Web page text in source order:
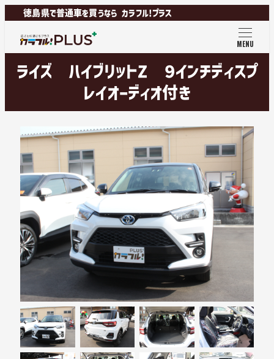
徳島県で普通車を買うなら カラフル!プラス
MENU
ライズ ハイブリットZ ９インチディスプ
レイオーディオ付き